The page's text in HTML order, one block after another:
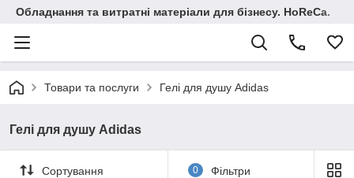
Обладнання та витратні матеріали для бізнесу. HoReCa.
Товари та послуги Гелі для душу Adidas
Гелі для душу Adidas
Сортування 0 Фільтри